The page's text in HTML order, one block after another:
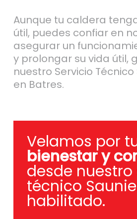
Aunque tu caldera
útil, puedes confiar en
asegurar un
y prolongar su vida útil,
nuestro Servicio
en Batres.
Velamos por
bienestar y
desde
técnico
habilitado.